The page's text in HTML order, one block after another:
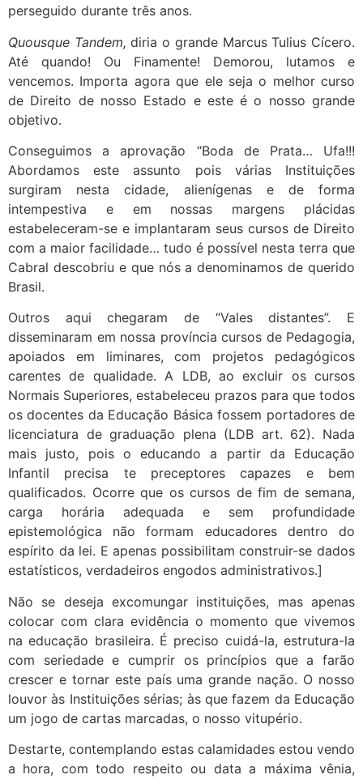
perseguido durante três anos.
Quousque Tandem,diria o grande Marcus Tulius Cícero.
Até quando! Ou Finamente! Demorou, lutamos e
vencemos. Importa agora que ele seja o melhor curso
de Direito de nosso Estado e este é o nosso grande
objetivo.
Conseguimos a aprovação “Boda de Prata… Ufa!!!
Abordamos este assunto pois várias Instituições
surgiram nesta cidade, alienígenas e de forma
intempestiva e em nossas margens plácidas
estabeleceram-se e implantaram seus cursos de Direito
com a maior facilidade… tudo é possível nesta terra que
Cabral descobriu e que nós a denominamos de querido
Brasil.
Outros aqui chegaram de “Vales distantes”. E
disseminaram em nossa província cursos de Pedagogia,
apoiados em liminares, com projetos pedagógicos
carentes de qualidade. A LDB, ao excluir os cursos
Normais Superiores, estabeleceu prazos para que todos
os docentes da Educação Básica fossem portadores de
licenciatura de graduação plena (LDB art. 62). Nada
mais justo, pois o educando a partir da Educação
Infantil precisa te preceptores capazes e bem
qualificados. Ocorre que os cursos de fim de semana,
carga horária adequada e sem profundidade
epistemológica não formam educadores dentro do
espírito da lei. E apenas possibilitam construir-se dados
estatísticos, verdadeiros engodos administrativos.]
Não se deseja excomungar instituições, mas apenas
colocar com clara evidência o momento que vivemos
na educação brasileira. É preciso cuidá-la, estrutura-la
com seriedade e cumprir os princípios que a farão
crescer e tornar este país uma grande nação. O nosso
louvor às Instituições sérias; às que fazem da Educação
um jogo de cartas marcadas, o nosso vitupério.
Destarte, contemplando estas calamidades estou vendo
a hora, com todo respeito ou data a máxima vênia,